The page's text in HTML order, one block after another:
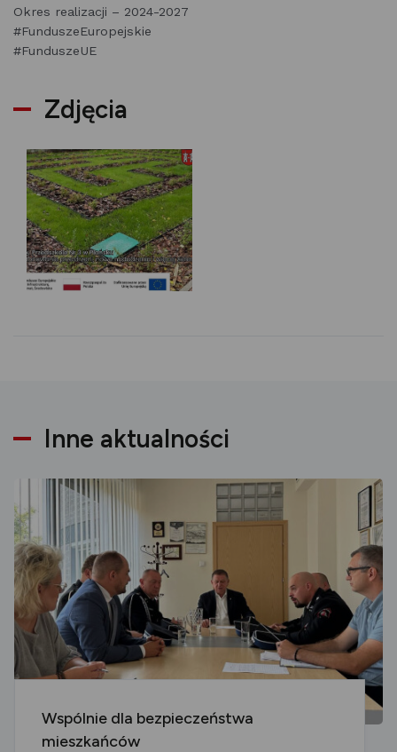
Okres realizacji – 2024-2027
#FunduszeEuropejskie
#FunduszeUE
Zdjęcia
Inne aktualności
Wspólnie dla bezpieczeństwa
mieszkańców